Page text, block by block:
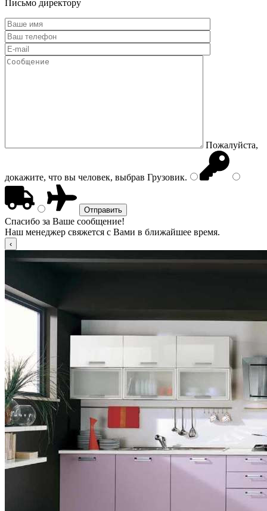
Письмо директору
Пожалуйста,
докажите, что вы человек, выбрав Грузовик.
Спасибо за Ваше сообщение!
Наш менеджер свяжется с Вами в ближайшее время.